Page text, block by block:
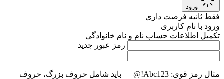
ورود
فقط ثانیه فرصت داری
ورود با نام کاربری
تکمیل اطلاعات حساب نام و نام خانوادگی
رمز عبور جدید
مثال رمز قوی: Abc123!@
— باید شامل حروف بزرگ، حروف